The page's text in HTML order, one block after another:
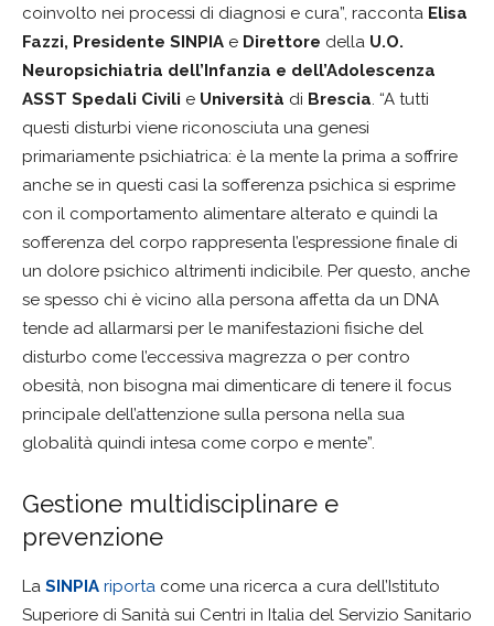
coinvolto nei processi di diagnosi e cura”, racconta Elisa
Fazzi, Presidente SINPIA e Direttore della U.O.
Neuropsichiatria dell’Infanzia e dell’Adolescenza
ASST Spedali Civili e Università di Brescia. “A tutti
questi disturbi viene riconosciuta una genesi
primariamente psichiatrica: è la mente la prima a soffrire
anche se in questi casi la sofferenza psichica si esprime
con il comportamento alimentare alterato e quindi la
sofferenza del corpo rappresenta l’espressione finale di
un dolore psichico altrimenti indicibile. Per questo, anche
se spesso chi è vicino alla persona affetta da un DNA
tende ad allarmarsi per le manifestazioni fisiche del
disturbo come l’eccessiva magrezza o per contro
obesità, non bisogna mai dimenticare di tenere il focus
principale dell’attenzione sulla persona nella sua
globalità quindi intesa come corpo e mente”.
Gestione multidisciplinare e
prevenzione
La SINPIA riporta come una ricerca a cura dell’Istituto
Superiore di Sanità sui Centri in Italia del Servizio Sanitario